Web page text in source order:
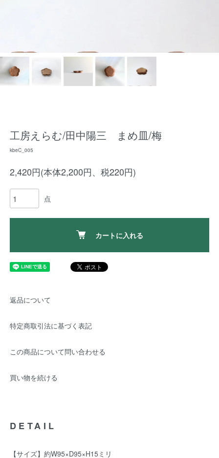
工房えらむ/田中陽三 まめ皿/梅
kbeC_005
2,420円(本体2,200円、税220円)
点
カートに入れる
返品について
特定商取引法に基づく表記
この商品について問い合わせる
買い物を続ける
DETAIL
【サイズ】約W95×D95×H15ミリ